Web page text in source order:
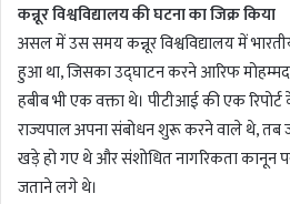
कन्नूर विश्वविद्यालय की घटना का जिक्र किया
असल में उस समय कन्नूर विश्वविद्यालय में
हुआ था, जिसका उद्घाटन करने आरिफ
हबीब भी एक वक्ता थे। पीटीआई की एक
राज्यपाल अपना संबोधन शुरू करने वाले थे, तब
खड़े हो गए थे और संशोधित नागरिकता कानून
जताने लगे थे।